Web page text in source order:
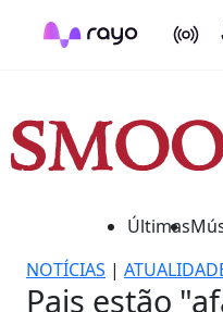
On Air
Últimas
NOTÍCIAS |
Pais estão